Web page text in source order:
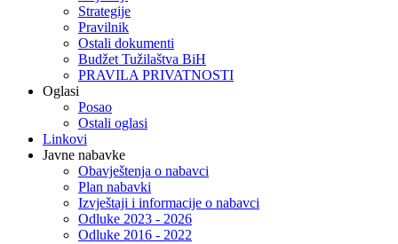
Strategije
Pravilnik
Ostali dokumenti
Budžet Tužilaštva BiH
PRAVILA PRIVATNOSTI
Oglasi
Posao
Ostali oglasi
Linkovi
Javne nabavke
Obavještenja o nabavci
Plan nabavki
Izvještaji i informacije o nabavci
Odluke 2023 - 2026
Odluke 2016 - 2022